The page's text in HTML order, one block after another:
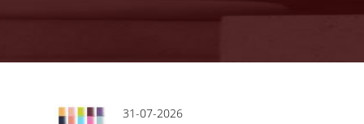
31-07-2026